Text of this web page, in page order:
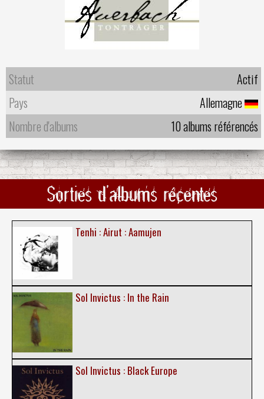
Statut
Actif
Pays
Allemagne
Nombre d'albums
10 albums référencés
Sorties d'albums récentes
Tenhi : Airut : Aamujen
Sol Invictus : In the Rain
Sol Invictus : Black Europe